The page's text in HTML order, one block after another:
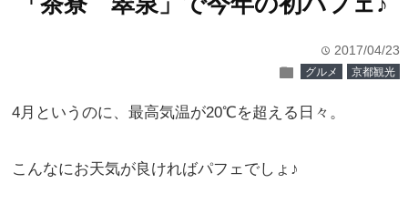
time 2017/04/23
folder グルメ 京都観光
4月というのに、最高気温が20℃を超える日々。
こんなにお天気が良ければパフェでしょ♪